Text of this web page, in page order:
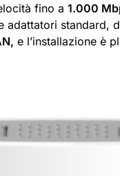
fino a 1.000
adattatori standard,
e l’installazione è